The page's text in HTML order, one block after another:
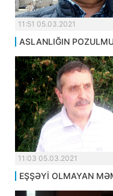
11:51 05.03.2021
ASLANLIĞIN
11:03 05.03.2021
EŞŞƏYİ OLMAYAN